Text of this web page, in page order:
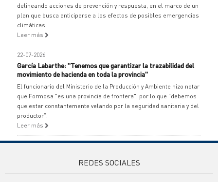
delineando acciones de prevención y respuesta, en el marco de un
plan que busca anticiparse a los efectos de posibles emergencias
climáticas.
Leer más
22-07-2026
García Labarthe: "Tenemos que garantizar la trazabilidad del
movimiento de hacienda en toda la provincia"
El funcionario del Ministerio de la Producción y Ambiente hizo notar
que Formosa "es una provincia de frontera", por lo que "debemos
que estar constantemente velando por la seguridad sanitaria y del
productor".
Leer más
REDES SOCIALES